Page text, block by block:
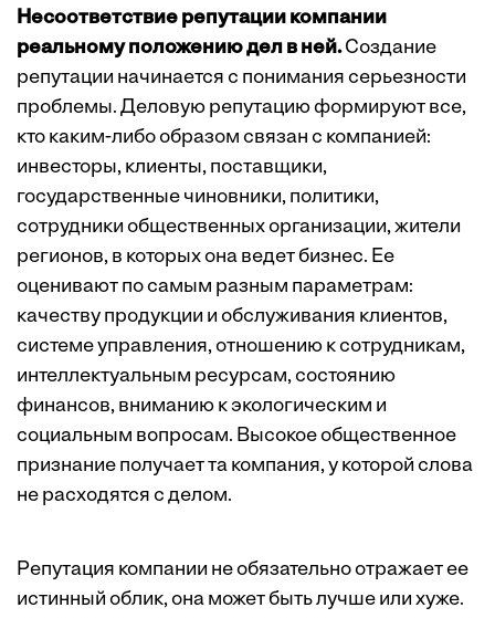
Несоответствие репутации компании
реальному положению дел в ней.Создание
репутации начинается с понимания серьезности
проблемы. Деловую репутацию формируют все,
кто каким-либо образом связан с компанией:
инвесторы, клиенты, поставщики,
государственные чиновники, политики,
сотрудники общественных организации, жители
регионов, в которых она ведет бизнес. Ее
оценивают по самым разным параметрам:
качеству продукции и обслуживания клиентов,
системе управления, отношению к сотрудникам,
интеллектуальным ресурсам, состоянию
финансов, вниманию к экологическим и
социальным вопросам. Высокое общественное
признание получает та компания, у которой слова
не расходятся с делом.
Репутация компании не обязательно отражает ее
истинный облик, она может быть лучше или хуже.